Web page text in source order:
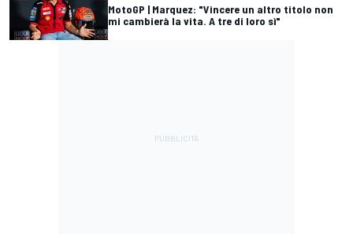
MotoGP | Marquez: "Vincere un altro titolo non
mi cambierà la vita. A tre di loro sì"